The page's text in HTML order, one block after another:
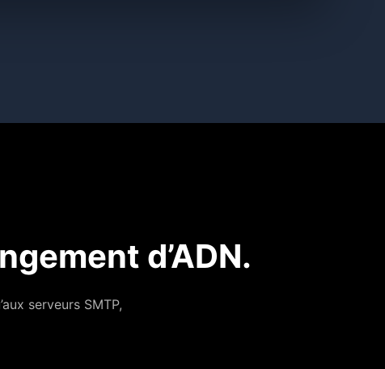
d’ADN.
serveurs SMTP,